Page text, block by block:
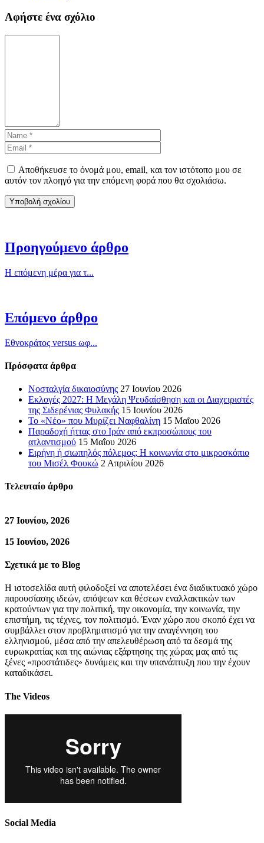
Αφήστε ένα σχόλιο
Αποθήκευσε το όνομά μου, email, και τον ιστότοπο μου σε
αυτόν τον πλοηγό για την επόμενη φορά που θα σχολιάσω.
Προηγούμενο άρθρο
Η επόμενη μέρα για τ...
Επόμενο άρθρο
Εθνοκράτος versus ωφ...
Πρόσφατα άρθρα
Νοσταλγία δικαιοσύνης 27 Ιουνίου 2026
Εκλογές 2027: Η Μεγάλη Ψευδαίσθηση και οι Διαχειριστές
της Σιδερένιας Φυλακής 15 Ιουνίου 2026
Το «Νέο» που Μυρίζει Ναφθαλίνη 15 Μαΐου 2026
Παραδοχή ήττας στο Ιράν από εκπροσώπους του
ατλαντισμού 15 Μαΐου 2026
Ειρήνη ή σιωπηλός πόλεμος; Η κοινωνία στο μικροσκόπιο
του Μισέλ Φουκώ 2 Απριλίου 2026
Τελευταίο άρθρο
27 Ιουνίου, 2026
15 Ιουνίου, 2026
Σχετικά με το Blog
Η ιστοσελίδα αυτή φιλοδοξεί να αποτελέσει ένα διαδικτυακό χώρο
παρουσίασης ιδεών, απόψεων και θέσεων εναλλακτικών των
κρατούντων για την πολιτική, την οικονομία, την κοινωνία, την
επιστήμη, τις τέχνες, τον πολιτισμό. Έναν χώρο που σκοπό έχει να
συμβάλλει στον προβληματισμό για την αναγέννηση του
ελληνισμού, μέσα από την απελευθέρωση από τα δεσμά της
ευρωκρατίας και της αιώνιας εξάρτησης της χώρας μας από τις
ξένες «προστάτιδες» δυνάμεις και την υπανάπτυξη που την έχουν
καταδικάσει.
The Videos
Social Media